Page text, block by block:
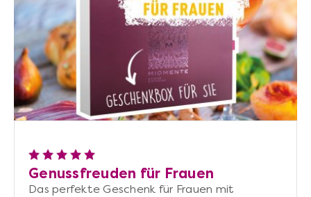
Genussfreuden für Frauen
Das perfekte Geschenk für Frauen mit